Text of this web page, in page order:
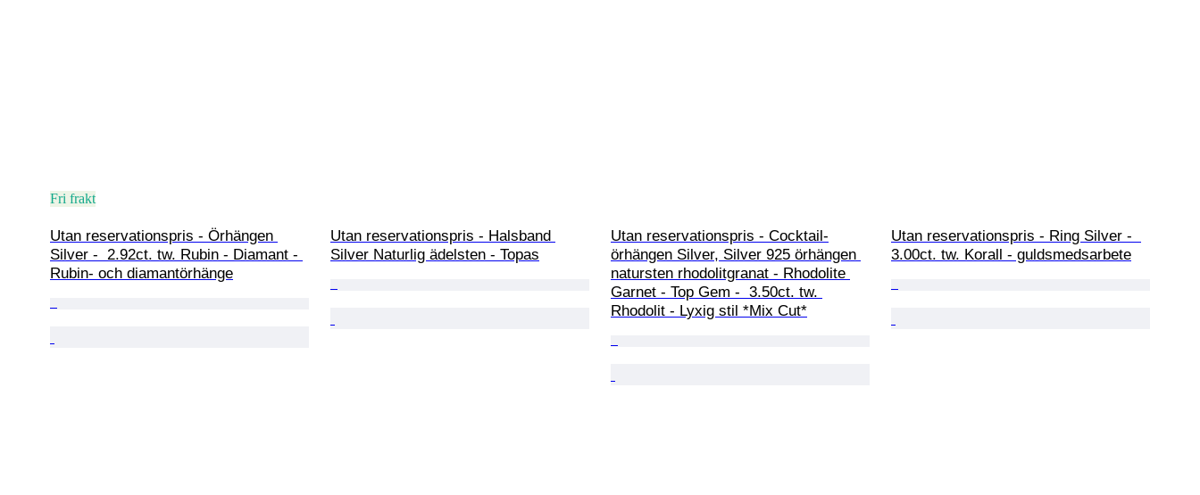
Fri frakt
Utan reservationspris - Örhängen
Silver -  2.92ct. tw. Rubin - Diamant -
Rubin- och diamantörhänge
Utan reservationspris - Halsband
Silver Naturlig ädelsten - Topas
Utan reservationspris - Cocktail-
örhängen Silver, Silver 925 örhängen
natursten rhodolitgranat - Rhodolite
Garnet - Top Gem -  3.50ct. tw.
Rhodolit - Lyxig stil *Mix Cut*
Utan reservationspris - Ring Silver -
3.00ct. tw. Korall - guldsmedsarbete